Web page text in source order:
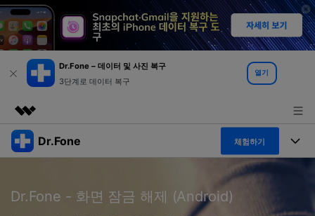
Dr.Fone – 데이터 및 사진 복구
3단계로 데이터 복구
열기
주요 제품
유틸리티
개요
Dr.Fone 체험하기
Dr.Fone - 화면 잠금 해제 (Android)